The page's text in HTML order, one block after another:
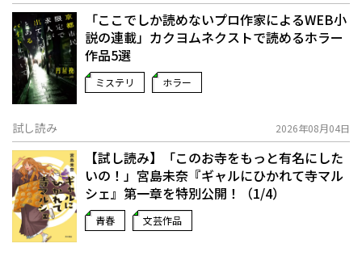
「ここでしか読めないプロ作家によるWEB小
説の連載」――カクヨムネクストで読めるホラー
作品5選
ミステリ ホラー
試し読み 2026年08月04日
【試し読み】「このお寺をもっと有名にした
いの！」宮島未奈『ギャルにひかれて寺マル
シェ』第一章を特別公開！（1/4）
青春 文芸作品